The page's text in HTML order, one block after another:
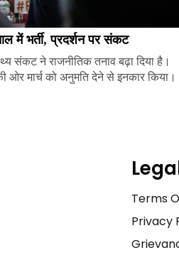
में भर्ती, प्रदर्शन पर संकट
संकट ने राजनीतिक तनाव बढ़ा दिया है।
ओर मार्च को अनुमति देने से इनकार किया।
Terms
Privacy